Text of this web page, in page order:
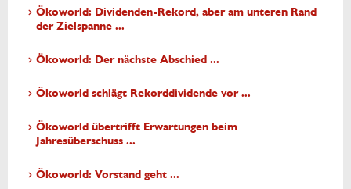
Ökoworld: Dividenden-Rekord, aber am unteren Rand
der Zielspanne ...
Ökoworld: Der nächste Abschied ...
Ökoworld schlägt Rekorddividende vor ...
Ökoworld übertrifft Erwartungen beim
Jahresüberschuss ...
Ökoworld: Vorstand geht ...